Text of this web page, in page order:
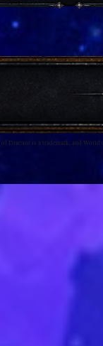
of Draenor is a trademark, and